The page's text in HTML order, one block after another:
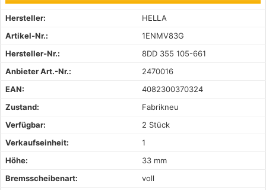
Hersteller:
HELLA
Artikel-Nr.:
1ENMV83G
Hersteller-Nr.:
8DD 355 105-661
Anbieter Art.-Nr.:
2470016
EAN:
4082300370324
Zustand:
Fabrikneu
Verfügbar:
2 Stück
Verkaufseinheit:
1
Höhe:
33 mm
Bremsscheibenart:
voll